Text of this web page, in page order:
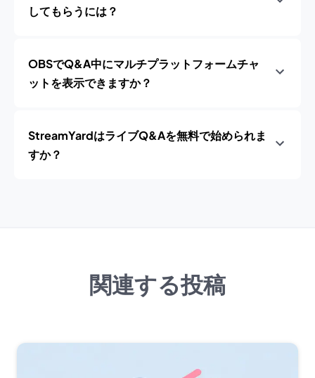
してもらうには？
OBSでQ&A中にマルチプラットフォームチャ
ットを表示できますか？
StreamYardはライブQ&Aを無料で始められま
すか？
関連する投稿